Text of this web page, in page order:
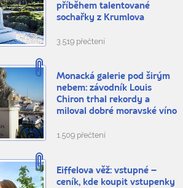
příběhem talentované
sochařky z Krumlova
3.519 přečtení
Monacká galerie pod širým
nebem: závodník Louis
Chiron trhal rekordy a
miloval dobré moravské víno
1.509 přečtení
Eiffelova věž: vstupné –
ceník, kde koupit vstupenky